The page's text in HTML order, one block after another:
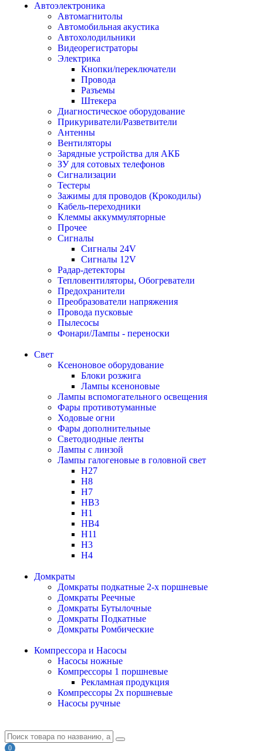
Автоэлектроника
Автомагнитолы
Автомобильная акустика
Автохолодильники
Видеорегистраторы
Электрика
Кнопки/переключатели
Провода
Разъемы
Штекера
Диагностическое оборудование
Прикуриватели/Разветвители
Антенны
Вентиляторы
Зарядные устройства для АКБ
ЗУ для сотовых телефонов
Сигнализации
Тестеры
Зажимы для проводов (Крокодилы)
Кабель-переходники
Клеммы аккуммуляторные
Прочее
Сигналы
Сигналы 24V
Сигналы 12V
Радар-детекторы
Тепловентиляторы, Обогреватели
Предохранители
Преобразователи напряжения
Провода пусковые
Пылесосы
Фонари/Лампы - переноски
Свет
Ксеноновое оборудование
Блоки розжига
Лампы ксеноновые
Лампы вспомогательного освещения
Фары противотуманные
Ходовые огни
Фары дополнительные
Светодиодные ленты
Лампы с линзой
Лампы галогеновые в головной свет
H27
H8
H7
HB3
H1
HB4
H11
H3
H4
Домкраты
Домкраты подкатные 2-х поршневые
Домкраты Реечные
Домкраты Бутылочные
Домкраты Подкатные
Домкраты Ромбические
Компрессора и Насосы
Насосы ножные
Компрессоры 1 поршневые
Рекламная продукция
Компрессоры 2х поршневые
Насосы ручные
0